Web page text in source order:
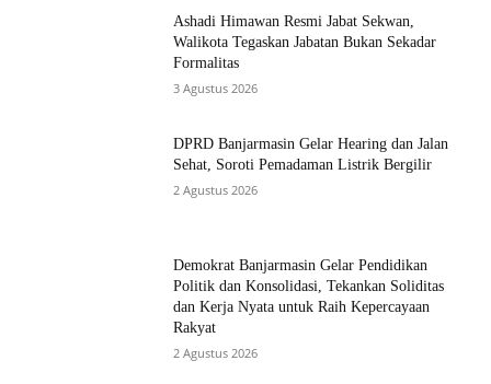
Ashadi Himawan Resmi Jabat Sekwan,
Walikota Tegaskan Jabatan Bukan Sekadar
Formalitas
3 Agustus 2026
DPRD Banjarmasin Gelar Hearing dan Jalan
Sehat, Soroti Pemadaman Listrik Bergilir
2 Agustus 2026
Demokrat Banjarmasin Gelar Pendidikan
Politik dan Konsolidasi, Tekankan Soliditas
dan Kerja Nyata untuk Raih Kepercayaan
Rakyat
2 Agustus 2026